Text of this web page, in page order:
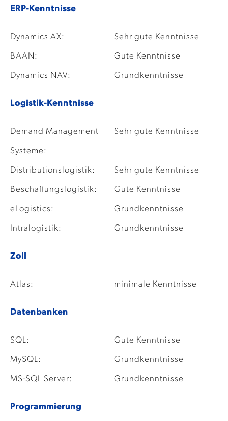
ERP-Kenntnisse
Dynamics AX: Sehr gute Kenntnisse
BAAN: Gute Kenntnisse
Dynamics NAV: Grundkenntnisse
Logistik-Kenntnisse
Demand Management
Systeme:
Sehr gute Kenntnisse
Distributionslogistik: Sehr gute Kenntnisse
Beschaffungslogistik: Gute Kenntnisse
eLogistics: Grundkenntnisse
Intralogistik: Grundkenntnisse
Zoll
Atlas: minimale Kenntnisse
Datenbanken
SQL: Gute Kenntnisse
MySQL: Grundkenntnisse
MS-SQL Server: Grundkenntnisse
Programmierung